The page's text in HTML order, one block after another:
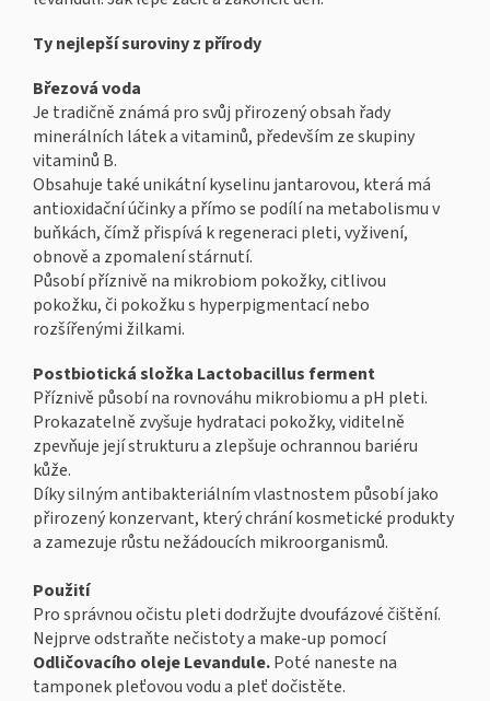
Ty nejlepší suroviny z přírody
Březová voda
Je tradičně známá pro svůj přirozený obsah řady
minerálních látek a vitaminů, především ze skupiny
vitaminů B.
Obsahuje také unikátní kyselinu jantarovou, která má
antioxidační účinky a přímo se podílí na metabolismu v
buňkách, čímž přispívá k regeneraci pleti, vyživení,
obnově a zpomalení stárnutí.
Působí příznivě na mikrobiom pokožky, citlivou
pokožku, či pokožku s hyperpigmentací nebo
rozšířenými žilkami.
Postbiotická složka Lactobacillus ferment
Příznivě působí na rovnováhu mikrobiomu a pH pleti.
Prokazatelně zvyšuje hydrataci pokožky, viditelně
zpevňuje její strukturu a zlepšuje ochrannou bariéru
kůže.
Díky silným antibakteriálním vlastnostem působí jako
přirozený konzervant, který chrání kosmetické produkty
a zamezuje růstu nežádoucích mikroorganismů.
Použití
Pro správnou očistu pleti dodržujte dvoufázové čištění.
Nejprve odstraňte nečistoty a make-up pomocí
Odličovacího oleje Levandule.Poté naneste na
tamponek pleťovou vodu a pleť dočistěte.